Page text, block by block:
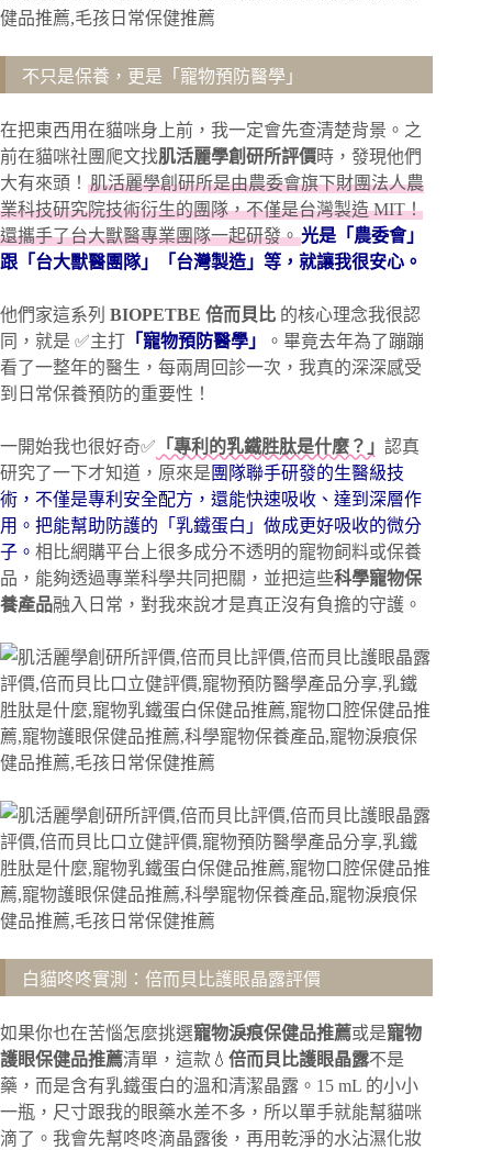
不只是保養，更是「寵物預防醫學」
在把東西用在貓咪身上前，我一定會先查清楚背景。之
前在貓咪社團爬文找肌活麗學創研所評價時，發現他們
大有來頭！ 肌活麗學創研所是由農委會旗下財團法人農
業科技研究院技術衍生的團隊，不僅是台灣製造 MIT！
還攜手了台大獸醫專業團隊一起研發。光是「農委會」
跟「台大獸醫團隊」「台灣製造」等，就讓我很安心。
他們家這系列 BIOPETBE 倍而貝比 的核心理念我很認
同，就是 ✅主打 「寵物預防醫學」
。畢竟去年為了蹦蹦
看了一整年的醫生，每兩周回診一次，我真的深深感受
到日常保養預防的重要性！
一開始我也很好奇✅ 「專利的乳鐵胜肽是什麼？」 認真
研究了一下才知道，原來是 團隊聯手研發的生醫級技
術，不僅是專利安全配方，還能快速吸收、達到深層作
用。把能幫助防護的「乳鐵蛋白」做成更好吸收的微分
子。 相比網購平台上很多成分不透明的寵物飼料或保養
品，能夠透過專業科學共同把關，並把這些科學寵物保
養產品融入日常，對我來說才是真正沒有負擔的守護。
白貓咚咚實測：倍而貝比護眼晶露評價
如果你也在苦惱怎麼挑選寵物淚痕保健品推薦或是寵物
護眼保健品推薦清單，這款💧 倍而貝比護眼晶露不是
藥，而是含有乳鐵蛋白的溫和清潔晶露。15 mL 的小小
一瓶，尺寸跟我的眼藥水差不多，所以單手就能幫貓咪
滴了。我會先幫咚咚滴晶露後，再用乾淨的水沾濕化妝